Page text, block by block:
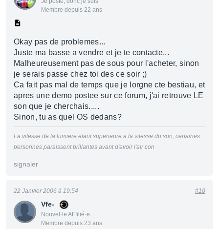
Membre depuis 22 ans
Okay pas de problemes...
Juste ma basse a vendre et je te contacte...
Malheureusement pas de sous pour l'acheter, sinon
je serais passe chez toi des ce soir ;)
Ca fait pas mal de temps que je lorgne cte bestiau, et
apres une demo postee sur ce forum, j'ai retrouve LE
son que je cherchais.....
Sinon, tu as quel OS dedans?
La vitesse de la lumiere etant superieure a la vitesse du son, certaines
personnes paraissent brillantes avant d'avoir l'air con
signaler
Vfe-
Nouvel·le AFfilié·e
Membre depuis 23 ans
22 Janvier 2006 à 19:54 #10